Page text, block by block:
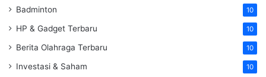
Badminton 10
HP & Gadget Terbaru 10
Berita Olahraga Terbaru 10
Investasi & Saham 10